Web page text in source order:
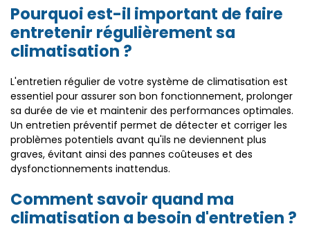
Pourquoi est-il important de faire
entretenir régulièrement sa
climatisation ?
L'entretien régulier de votre système de climatisation est
essentiel pour assurer son bon fonctionnement, prolonger
sa durée de vie et maintenir des performances optimales.
Un entretien préventif permet de détecter et corriger les
problèmes potentiels avant qu'ils ne deviennent plus
graves, évitant ainsi des pannes coûteuses et des
dysfonctionnements inattendus.
Comment savoir quand ma
climatisation a besoin d'entretien ?